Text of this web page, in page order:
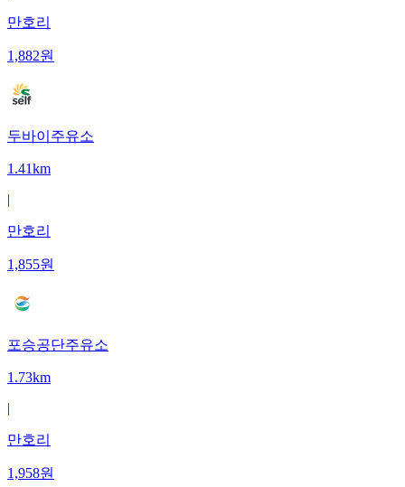
만호리
1,882원
두바이주유소
1.41km
|
만호리
1,855원
포승공단주유소
1.73km
|
만호리
1,958원